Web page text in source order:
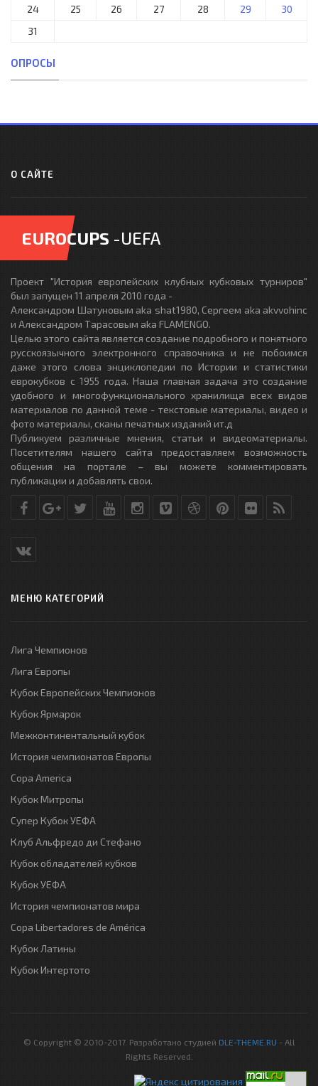
24
25 26 27 28 29
30
31
ОПРОСЫ
О САЙТЕ
EUROCUPS -UEFA
Проект "История европейских клубных кубковых турниров"
был запущен 11 апреля 2010 года -
Александром Шатуновым aka shat1980, Сергеем aka akvvohinc
и Александром Тарасовым aka FLAMENGO.
Целью этого сайта является создание подробного и понятного
русскоязычного электронного справочника и не побоимся
даже этого слова энциклопедии по Истории и статистики
еврокубков с 1955 года. Наша главная задача это создание
удобного и многофункционального хранилища всех видов
материалов по данной теме - текстовые материалы, видео и
фото материалы, сканы печатных изданий ит.д
Публикуем различные мнения, статьи и видеоматериалы.
Посетителям нашего сайта предоставляем возможность
общения на портале – вы можете комментировать
публикации и добавлять свои.
МЕНЮ КАТЕГОРИЙ
Лига Чемпионов
Лига Европы
Кубок Европейских Чемпионов
Кубок Ярмарок
Межконтинентальный кубок
История чемпионатов Европы
Copa America
Кубок Митропы
Супер Кубок УЕФА
Клуб Альфредо ди Стефано
Кубок обладателей кубков
Кубок УЕФА
История чемпионатов мира
Copa Libertadores de América
Кубок Латины
Кубок Интертото
© Copyright © 2010-2017. Разработано студией DLE-THEME.RU - All
Rights Reserved.